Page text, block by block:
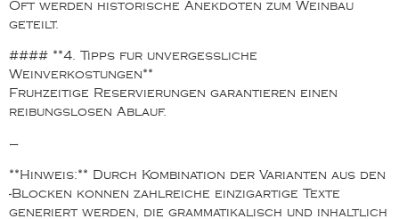
Oft werden historische Anekdoten zum Weinbau
geteilt.
#### **4. Tipps fur unvergessliche
Weinverkostungen**
Fruhzeitige Reservierungen garantieren einen
reibungslosen Ablauf.
—
**Hinweis:** Durch Kombination der Varianten aus den
-Blocken konnen zahlreiche einzigartige Texte
generiert werden, die grammatikalisch und inhaltlich